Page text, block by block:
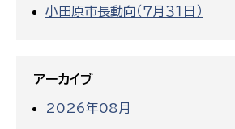
小田原市長動向（７月３１日）
アーカイブ
2026年08月